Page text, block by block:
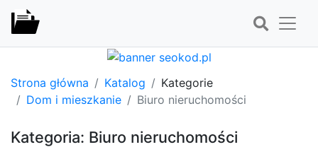
Strona główna Katalog
Kategorie
Dom i mieszkanie
Biuro nieruchomości
Kategoria: Biuro nieruchomości